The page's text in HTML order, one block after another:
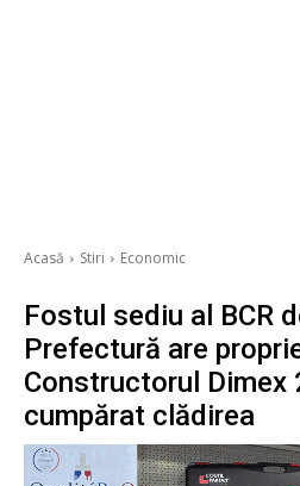
Acasă Stiri Economic
Fostul sediu al BCR
Prefectură are
Constructorul Dimex
cumpărat clădirea